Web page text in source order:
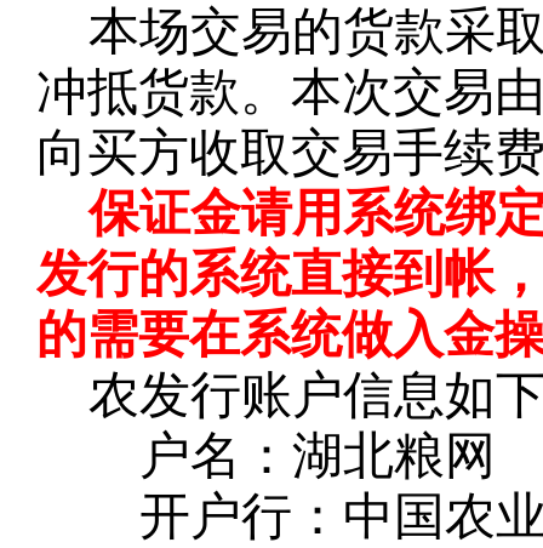
本场交易的货款采
冲抵货款。本次交易
向买方收取交易手续
保证金请用系统绑
发行的系统直接到帐
的需要在系统做入金
农发行账户信息如
户名：湖北粮网
开户行：中国农